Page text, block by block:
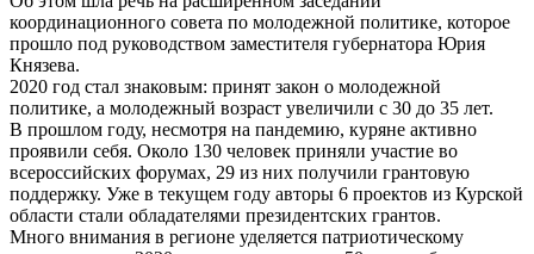
координационного совета по молодежной политике, которое
прошло под руководством заместителя губернатора Юрия
Князева.
2020 год стал знаковым: принят закон о молодежной
политике, а молодежный возраст увеличили с 30 до 35 лет.
В прошлом году, несмотря на пандемию, куряне активно
проявили себя. Около 130 человек приняли участие во
всероссийских форумах, 29 из них получили грантовую
поддержку. Уже в текущем году авторы 6 проектов из Курской
области стали обладателями президентских грантов.
Много внимания в регионе уделяется патриотическому